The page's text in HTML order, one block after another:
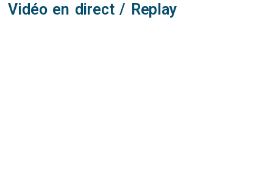
Vidéo en direct / Replay